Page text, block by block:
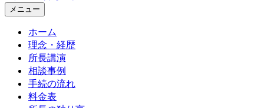
メニュー
ホーム
理念・経歴
所長講演
相談事例
手続の流れ
料金表